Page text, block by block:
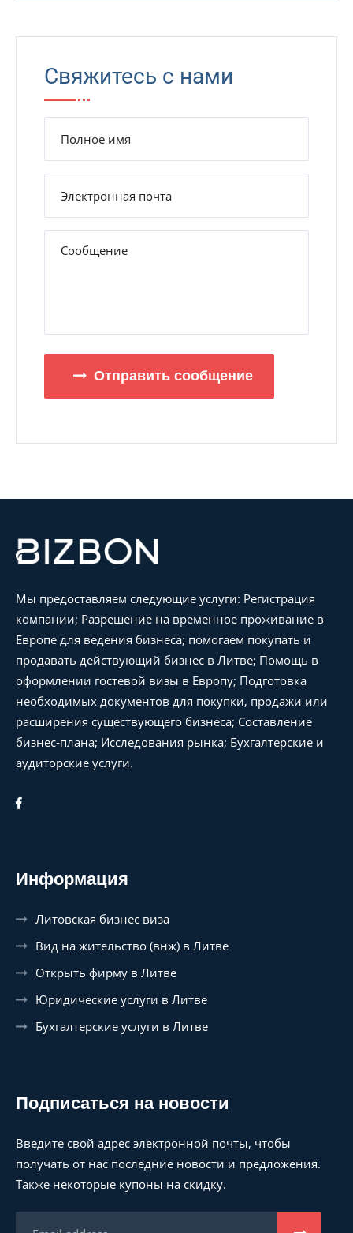
Свяжитесь с нами
Отправить сообщение
Мы предоставляем следующие услуги: Регистрация
компании; Разрешение на временное проживание в
Европе для ведения бизнеса; помогаем покупать и
продавать действующий бизнес в Литве; Помощь в
оформлении гостевой визы в Европу; Подготовка
необходимых документов для покупки, продажи или
расширения существующего бизнеса; Составление
бизнес-плана; Исследования рынка; Бухгалтерские и
аудиторские услуги.
Информация
Литовская бизнес виза
Вид на жительство (внж) в Литве
Открыть фирму в Литве
Юридические услуги в Литве
Бухгалтерские услуги в Литве
Подписаться на новости
Введите свой адрес электронной почты, чтобы
получать от нас последние новости и предложения.
Также некоторые купоны на скидку.